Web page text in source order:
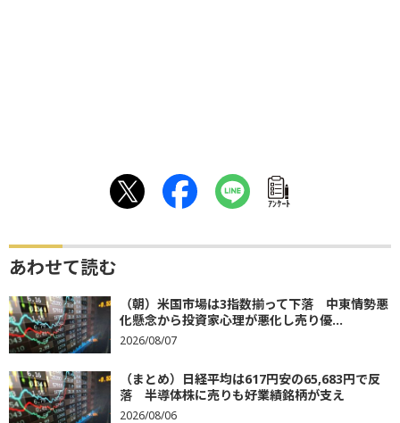
ｱﾝｹｰﾄ
あわせて読む
（朝）米国市場は3指数揃って下落 中東情勢悪
化懸念から投資家心理が悪化し売り優...
2026/08/07
（まとめ）日経平均は617円安の65,683円で反
落 半導体株に売りも好業績銘柄が支え
2026/08/06